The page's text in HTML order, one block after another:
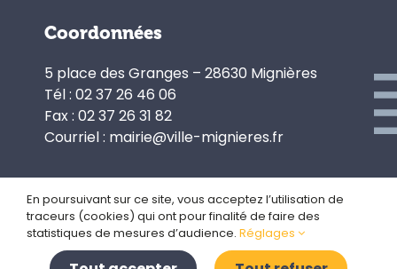
Coordonnées
5 place des Granges – 28630 Mignières
Tél : 02 37 26 46 06
Fax : 02 37 26 31 82
Courriel : mairie@ville-mignieres.fr
Politique de confidentialité
Gestion des cookies
Plan du site
En poursuivant sur ce site, vous acceptez l’utilisation de
traceurs (cookies) qui ont pour finalité de faire des
statistiques de mesures d’audience. Réglages